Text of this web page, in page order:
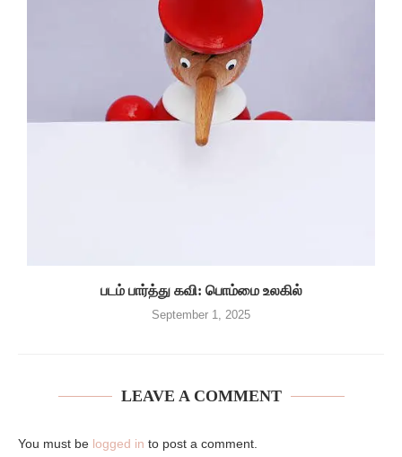
படம் பார்த்து கவி: பொம்மை உலகில்
September 1, 2025
LEAVE A COMMENT
You must be logged in to post a comment.